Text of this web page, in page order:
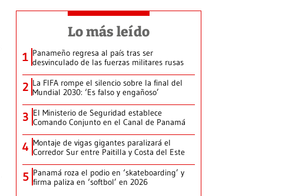
Lo más leído
1 Panameño regresa al país tras ser
desvinculado de las fuerzas militares rusas
2 La FIFA rompe el silencio sobre la final del
Mundial 2030: ‘Es falso y engañoso’
3 El Ministerio de Seguridad establece
Comando Conjunto en el Canal de Panamá
4 Montaje de vigas gigantes paralizará el
Corredor Sur entre Paitilla y Costa del Este
5 Panamá roza el podio en ‘skateboarding’ y
firma paliza en ‘softbol’ en 2026